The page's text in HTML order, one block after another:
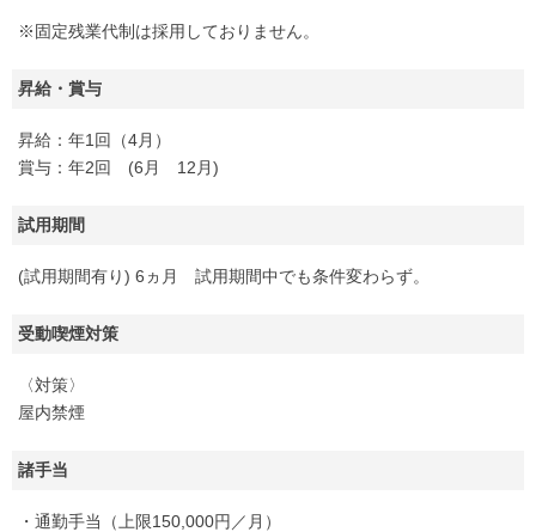
※固定残業代制は採用しておりません。
昇給・賞与
昇給：年1回（4月）
賞与：年2回 (6月 12月)
試用期間
(試用期間有り) 6ヵ月 試用期間中でも条件変わらず。
受動喫煙対策
〈対策〉
屋内禁煙
諸手当
・通勤手当（上限150,000円／月）